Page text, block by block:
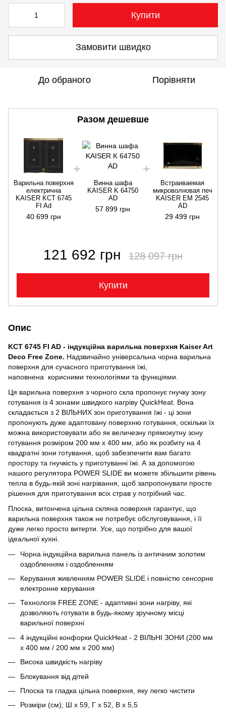
Купити
Замовити швидко
До обраного Порівняти
Разом дешевше
Варильна поверхня
електрична
KAISER KCT 6745
FI Ad
40 699 грн
Винна шафа
KAISER K 64750
AD
57 899 грн
Встраиваемая
микроволновая печ
KAISER EM 2545
AD
29 499 грн
121 692 грн 128 097 грн
Купити
Опис
KCT 6745 FI AD - індукційна варильна поверхня Kaiser Art
Deco Free Zone. Надзвичайно універсальна чорна варильна
поверхня для сучасного приготування їжі,
наповнена
корисними технологіями та функціями.
Ця варильна поверхня з чорного скла пропонує гнучку зону
готування із 4 зонами швидкого нагріву QuickHeat. Вона
складається з 2 ВІЛЬНИХ зон приготування їжі - ці зони
пропонують дуже адаптовану поверхню готування, оскільки їх
можна використовувати або як величезну прямокутну зону
готування розміром 200 мм x 400 мм, або як розбиту на 4
квадратні зони готування, щоб забезпечити вам багато
простору та гнучкість у приготуванні їжі. А за допомогою
нашого регулятора POWER SLIDE ви можете збільшити рівень
тепла в будь-якій зоні нагрівання, щоб запропонувати просте
рішення для приготування всіх страв у потрібний час.
Плоска, витончена цільна скляна поверхня гарантує, що
варильна поверхня також не потребує обслуговування, і її
дуже легко просто витерти. Усе, що потрібно для вашої
ідеальної кухні.
Чорна індукційна варильна панель із античним золотим
оздобленням і оздобленням
Керування живленням POWER SLIDE і повністю сенсорне
електронне керування
Технологія FREE ZONE - адаптивні зони нагріву, які
дозволяють готувати в будь-якому зручному місці
варильної поверхні
4 індукційні конфорки QuickHeat - 2 ВІЛЬНІ ЗОНИ (200 мм
x 400 мм / 200 мм x 200 мм)
Висока швидкість нагріву
Блокування від дітей
Плоска та гладка цільна поверхня, яку легко чистити
Розміри (см); Ш x 59, Г x 52, В x 5,5